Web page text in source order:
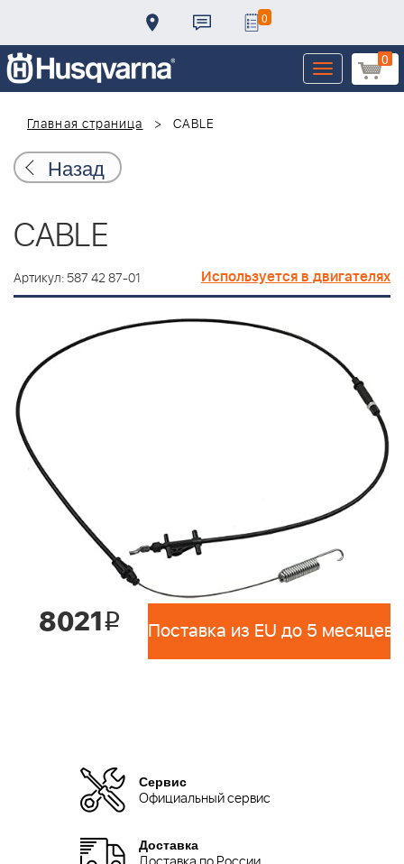
0
0
Toggle
navigation
Главная страница
CABLE
Назад
CABLE
Артикул: 587 42 87-01 Используется в двигателях
8021i Поставка из EU до 5 месяцев
Сервис
Официальный сервис
Доставка